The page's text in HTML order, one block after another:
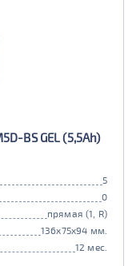
BS GEL (5,5Ah)
5
0
прямая (1, R)
136x75x94 мм.
12 мес.